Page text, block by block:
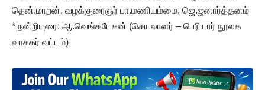
தென்.மாறன், வழக்குரைஞர் பா.மணியம்மை, ஜெ.ஜனார்த்தனம்
* நன்றியுரை: ஆ.வெங்கடேசன் (செயலாளர் – பெரியார் நூலக
வாசகர் வட்டம்)